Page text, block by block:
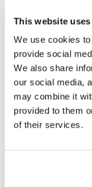
This website
We use cookies
provide social
We also share
our social media,
may combine it
provided to them
of their services.
Articoli
Articoli con
In quanto di età
al trattamento dei
all’ informativa
relative ai prodotti
** le sedi